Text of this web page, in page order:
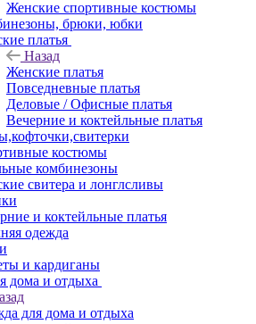
Женские спортивные костюмы
брюки, юбки
платья
Назад
Женские платья
Повседневные платья
Деловые / Офисные платья
Вечерние и коктейльные платья
костюмы
комбинезоны
свитера и лонглсливы
и коктейльные платья
одежда
и кардиганы
дома и отдыха
для дома и отдыха